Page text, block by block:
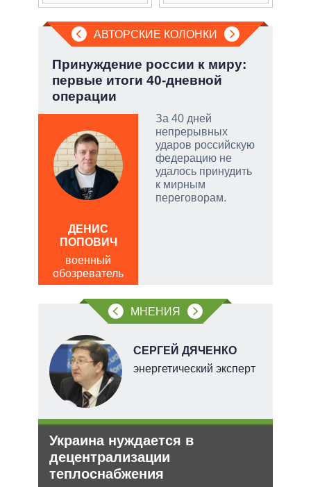
АВТОРСКИЕ КОЛОНКИ
Принуждение россии к миру:
первые итоги 40-дневной
операции
За 40 дней
непрерывных
ударов российскую
федерацию не
удалось принудить
к мирным
переговорам.
ДЕНИС
ПОПОВИЧ
военный
обозреватель
МНЕНИЯ
СЕРГЕЙ ДЯЧЕНКО
энергетический эксперт
Украина нуждается в
децентрализации
теплоснабжения